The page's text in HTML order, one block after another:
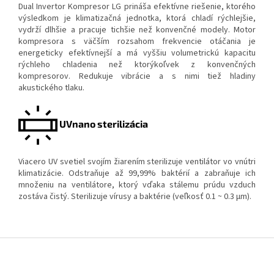
Dual Invertor Kompresor LG prináša efektívne riešenie, ktorého
výsledkom je klimatizačná jednotka, ktorá chladí rýchlejšie,
vydrží dlhšie a pracuje tichšie než konvenčné modely. Motor
kompresora s väčším rozsahom frekvencie otáčania je
energeticky efektívnejší a má vyššiu volumetrickú kapacitu
rýchleho chladenia než ktorýkoľvek z konvenčných
kompresorov. Redukuje vibrácie a s nimi tiež hladiny
akustického tlaku.
UVnano sterilizácia
Viacero UV svetiel svojím žiarením sterilizuje ventilátor vo vnútri
klimatizácie. Odstraňuje až 99,99% baktérií a zabraňuje ich
množeniu na ventilátore, ktorý vďaka stálemu prúdu vzduch
zostáva čistý. Sterilizuje vírusy a baktérie (veľkosť 0.1 ~ 0.3 μm).